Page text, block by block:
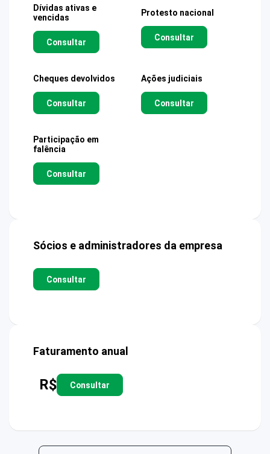
Dívidas ativas e
vencidas
Consultar
Protesto nacional
Consultar
Cheques devolvidos
Consultar
Ações judiciais
Consultar
Participação em
falência
Consultar
Sócios e administradores da empresa
Consultar
Faturamento anual
R$ Consultar